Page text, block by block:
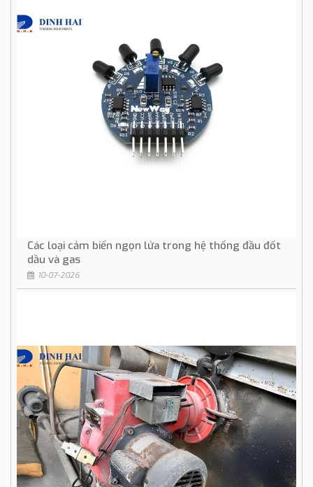
Các loại cảm biến ngọn lửa trong hệ thống đầu đốt
dầu và gas
10-07-2026